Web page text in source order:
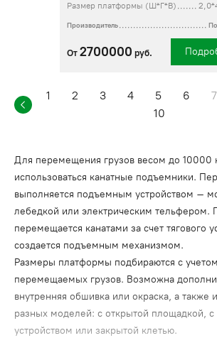
Размер платформы (Ш*Г*В)
Производитель
От 2700000 руб.
1 2 3 4 5 6 7
10
Для перемещения грузов весом до 10000
использоваться канатные подъемники.
выполняется подъемным устройством –
лебедкой или электрическим тельфером.
перемещается канатами за счет тягового
создается подъемным механизмом.
Размеры платформы подбираются с
перемещаемых грузов. Возможна
внутренняя обшивка или окраска, а также
разных моделей: с открытой площадкой,
устройством или закрытой клетью.